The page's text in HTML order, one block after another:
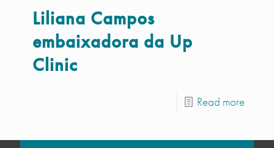
Liliana Campos
embaixadora da Up
Clinic
Read more